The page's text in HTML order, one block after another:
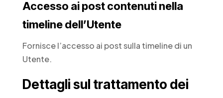
Accesso ai post contenuti nella
timeline dell’Utente
Fornisce l’accesso ai post sulla timeline di un
Utente.
Dettagli sul trattamento dei